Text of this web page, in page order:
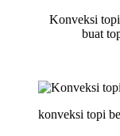
Konveksi topi
buat
konveksi topi